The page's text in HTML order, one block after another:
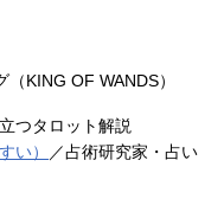
（KING OF WANDS）
つタロット解説
い）
／占術研究家・占い